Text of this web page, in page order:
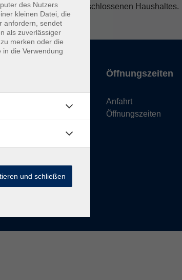
Landtags beschlossenen Haushaltes.
Öffnungszeiten
Anfahrt
Öffnungszeiten
des Nutzers
kleinen Datei, die
anfordern, sendet
als zuverlässiger
merken oder die
die Verwendung
und schließen